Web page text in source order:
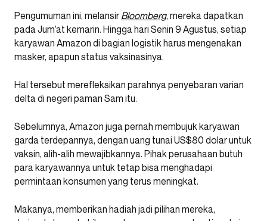
Pengumuman ini, melansir Bloomberg, mereka dapatkan
pada Jum’at kemarin. Hingga hari Senin 9 Agustus, setiap
karyawan Amazon di bagian logistik harus mengenakan
masker, apapun status vaksinasinya.
Hal tersebut merefleksikan parahnya penyebaran varian
delta di negeri paman Sam itu.
Sebelumnya, Amazon juga pernah membujuk karyawan
garda terdepannya, dengan uang tunai US$80 dolar untuk
vaksin, alih-alih mewajibkannya. Pihak perusahaan butuh
para karyawannya untuk tetap bisa menghadapi
permintaan konsumen yang terus meningkat.
Makanya, memberikan hadiah jadi pilihan mereka,